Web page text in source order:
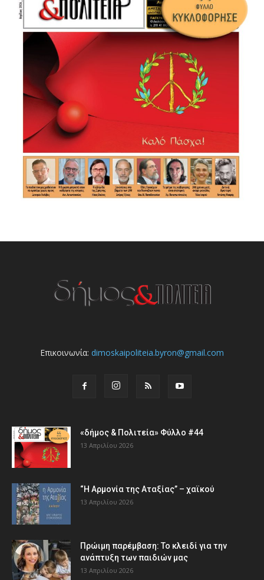
Επικοινωνία: dimoskaipoliteia.byron@gmail.com
«δήμος & Πολιτεία» Φύλλο #44
13 Απριλίου 2026
“Η Αρμονία της Αταξίας” – χαϊκού
13 Απριλίου 2026
Πρώιμη παρέμβαση: Το κλειδί για την
ανάπτυξη των παιδιών µας
13 Απριλίου 2026